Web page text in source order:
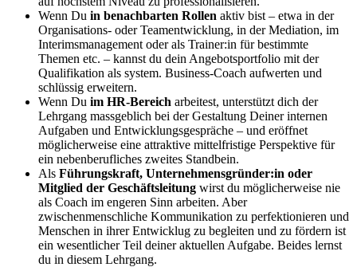
Wenn Du in benachbarten Rollen aktiv bist – etwa in der
Organisations- oder Teamentwicklung, in der Mediation, im
Interimsmanagement oder als Trainer:in für bestimmte
Themen etc. – kannst du dein Angebotsportfolio mit der
Qualifikation als system. Business-Coach aufwerten und
schlüssig erweitern.
Wenn Du im HR-Bereich arbeitest, unterstützt dich der
Lehrgang massgeblich bei der Gestaltung Deiner internen
Aufgaben und Entwicklungsgespräche – und eröffnet
möglicherweise eine attraktive mittelfristige Perspektive für
ein nebenberufliches zweites Standbein.
Als Führungskraft, Unternehmensgründer:in oder
Mitglied der Geschäftsleitung wirst du möglicherweise nie
als Coach im engeren Sinn arbeiten. Aber
zwischenmenschliche Kommunikation zu perfektionieren und
Menschen in ihrer Entwicklug zu begleiten und zu fördern ist
ein wesentlicher Teil deiner aktuellen Aufgabe. Beides lernst
du in diesem Lehrgang.